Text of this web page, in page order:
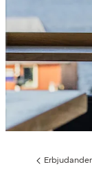
Föregående